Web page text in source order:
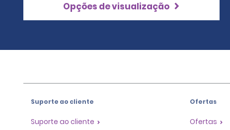
Opções de visualização
Suporte ao cliente
Suporte ao cliente
Ofertas
Ofertas